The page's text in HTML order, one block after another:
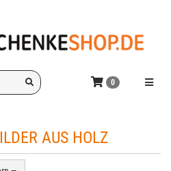
Menü
0
AUS HOLZ